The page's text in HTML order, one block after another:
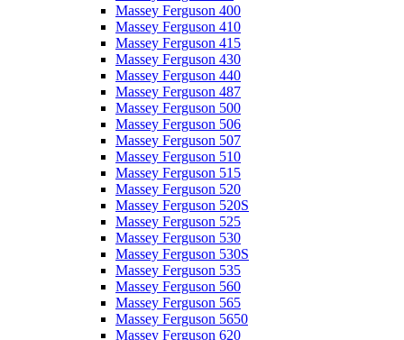
Massey Ferguson 400
Massey Ferguson 410
Massey Ferguson 415
Massey Ferguson 430
Massey Ferguson 440
Massey Ferguson 487
Massey Ferguson 500
Massey Ferguson 506
Massey Ferguson 507
Massey Ferguson 510
Massey Ferguson 515
Massey Ferguson 520
Massey Ferguson 520S
Massey Ferguson 525
Massey Ferguson 530
Massey Ferguson 530S
Massey Ferguson 535
Massey Ferguson 560
Massey Ferguson 565
Massey Ferguson 5650
Massey Ferguson 620